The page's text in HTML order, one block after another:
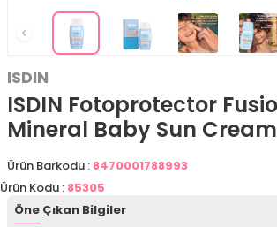
ISDIN
ISDIN Fotoprotector
Mineral Baby Sun
Ürün Barkodu : 8470001788993
Ürün Kodu : 85305
Öne Çıkan Bilgiler